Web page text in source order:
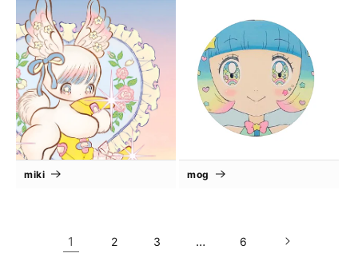
miki mog
1 2 3 … 6